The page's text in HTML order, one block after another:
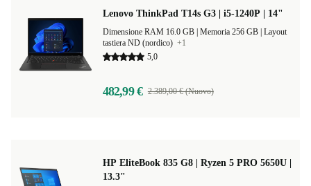
Lenovo ThinkPad T14s G3 | i5-1240P | 14"
Layout
tastiera ND (nordico) +1
5,0
482,99 € 2.389,00 € (Nuovo)
HP EliteBook 835 G8 | Ryzen 5 PRO 5650U |
13.3"